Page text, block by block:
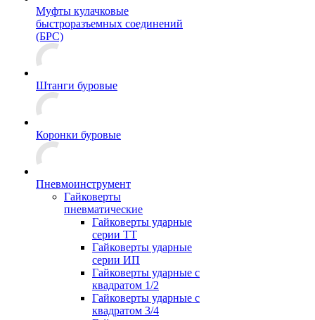
Муфты кулачковые
быстроразъемных соединений
(БРС)
Штанги буровые
Коронки буровые
Пневмоинструмент
Гайковерты
пневматические
Гайковерты ударные
серии ТТ
Гайковерты ударные
серии ИП
Гайковерты ударные с
квадратом 1/2
Гайковерты ударные с
квадратом 3/4